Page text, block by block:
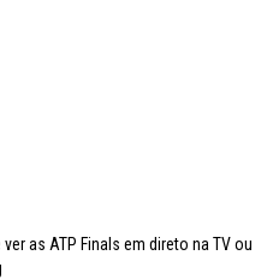
as ATP Finals em direto na TV ou